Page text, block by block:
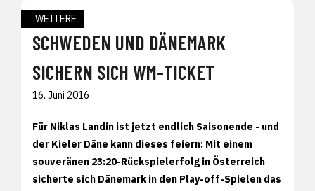
WEITERE
SCHWEDEN UND DÄNEMARK
SICHERN SICH WM-TICKET
16. Juni 2016
Für Niklas Landin ist jetzt endlich Saisonende - und
der Kieler Däne kann dieses feiern: Mit einem
souveränen 23:20-Rückspielerfolg in Österreich
sicherte sich Dänemark in den Play-off-Spielen das